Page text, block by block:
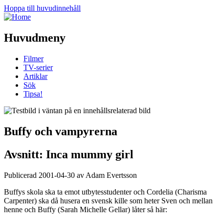
Hoppa till huvudinnehåll
Huvudmeny
Filmer
TV-serier
Artiklar
Sök
Tipsa!
Buffy och vampyrerna
Avsnitt: Inca mummy girl
Publicerad 2001-04-30 av Adam Evertsson
Buffys skola ska ta emot utbytesstudenter och Cordelia (Charisma
Carpenter) ska då husera en svensk kille som heter Sven och mellan
henne och Buffy (Sarah Michelle Gellar) låter så här: